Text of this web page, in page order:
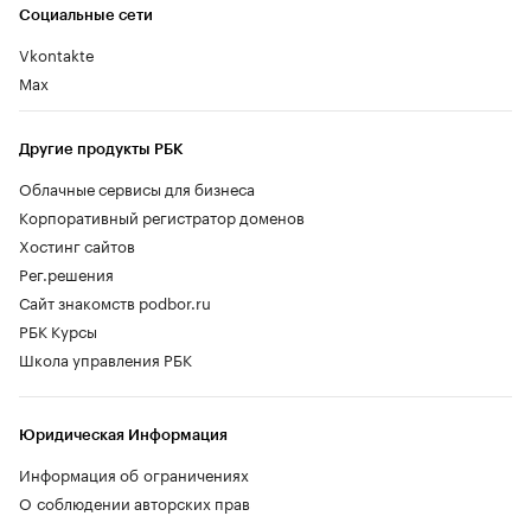
Социальные сети
Vkontakte
Max
Другие продукты РБК
Облачные сервисы для бизнеса
Корпоративный регистратор доменов
Хостинг сайтов
Рег.решения
Сайт знакомств podbor.ru
РБК Курсы
Школа управления РБК
Юридическая Информация
Информация об ограничениях
О соблюдении авторских прав